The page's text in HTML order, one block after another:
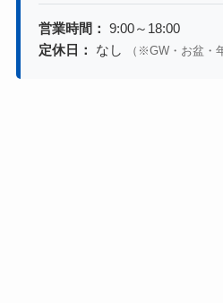
営業時間： 9:00～18:00
定休日：
なし （※GW・お盆・